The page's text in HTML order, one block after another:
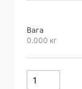
Вага
0.000 кг